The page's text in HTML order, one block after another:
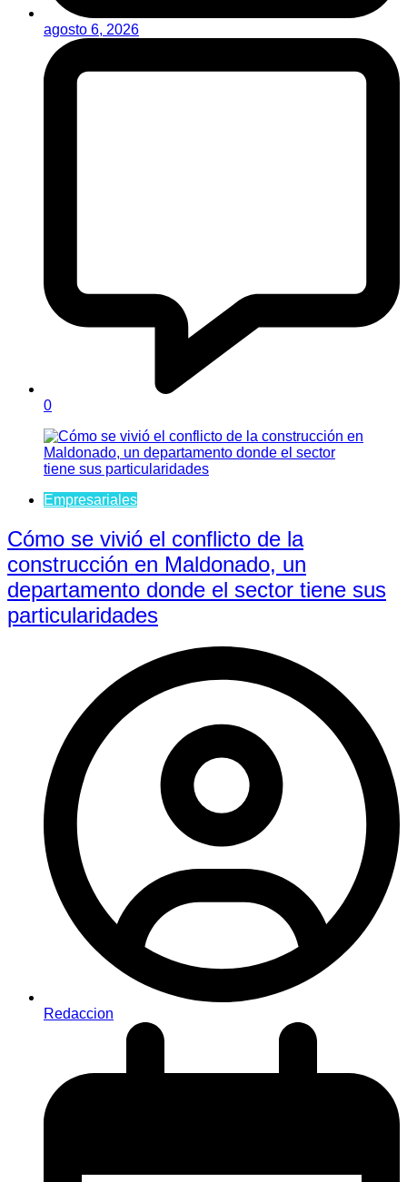
agosto 6, 2026
0
Empresariales
Cómo se vivió el conflicto de la
construcción en Maldonado, un
departamento donde el sector tiene sus
particularidades
Redaccion